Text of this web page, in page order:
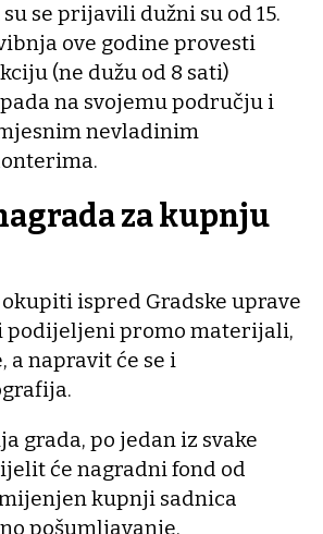
se prijavili dužni su od 15.
ove godine provesti
(ne dužu od 8 sati)
na svojemu području i
nevladinim
za kupnju
ispred Gradske uprave
podijeljeni promo materijali,
a napravit će se i
grada, po jedan iz svake
će nagradni fond od
kupnji sadnica
pošumljavanje.